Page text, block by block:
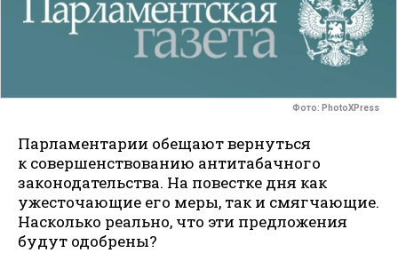
Фото: PhotoXPress
Парламентарии обещают вернуться
к совершенствованию антитабачного
законодательства. На повестке дня как
ужесточающие его меры, так и смягчающие.
Насколько реально, что эти предложения
будут одобрены?